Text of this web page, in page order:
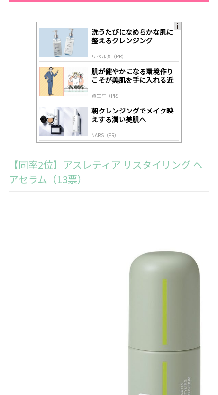
洗うたびになめらかな肌に
整えるクレンジング
リベルタ（PR）
肌が健やかになる環境作り
こそが美肌を手に入れる近
資生堂（PR）
朝クレンジングでメイク映
えする潤い美肌へ
NARS（PR）
【同率2位】アスレティア リスタイリング ヘ
アセラム（13票）